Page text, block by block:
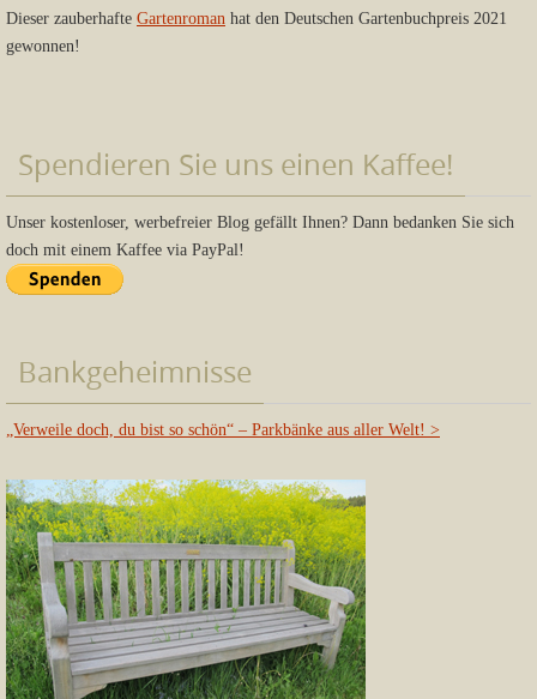
Dieser zauberhafte Gartenroman hat den Deutschen Gartenbuchpreis 2021
gewonnen!
Spendieren Sie uns einen Kaffee!
Unser kostenloser, werbefreier Blog gefällt Ihnen? Dann bedanken Sie sich
doch mit einem Kaffee via PayPal!
Bankgeheimnisse
„Verweile doch, du bist so schön“ – Parkbänke aus aller Welt! >